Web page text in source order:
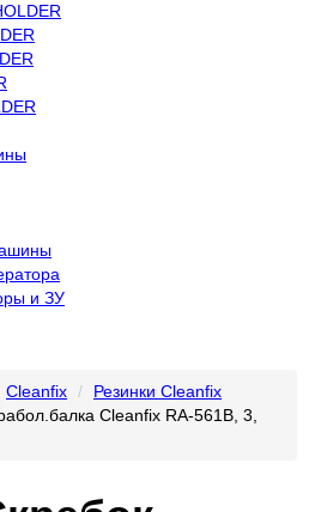
и ЗУ
Cleanfix
Резинки Cleanfix
Cleanfix RA-561В, 3,